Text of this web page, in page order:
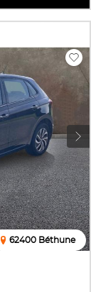
62400 Béthune